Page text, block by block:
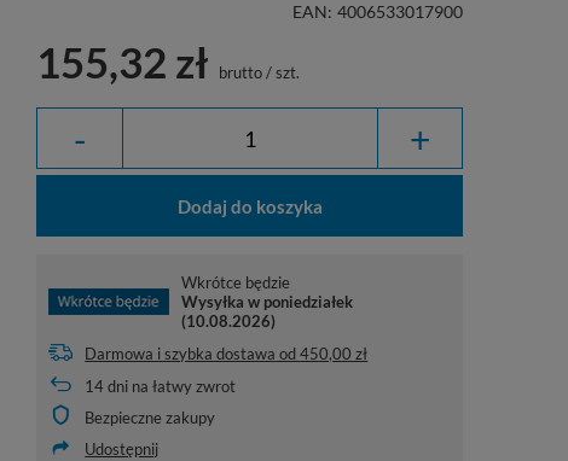
EAN: 4006533017900
155,32 zł brutto/szt.
- +
Dodaj do koszyka
Wkrótce będzie
Wysyłkaw poniedziałek
(10.08.2026)
Darmowa i szybka dostawa od450,00 zł
14dni na łatwy zwrot
Bezpieczne zakupy
Udostępnij